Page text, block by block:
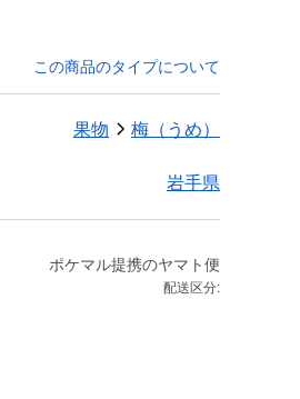
この商品のタイプについて
果物 梅（うめ）
岩手県
ポケマル提携のヤマト便
配送区分: